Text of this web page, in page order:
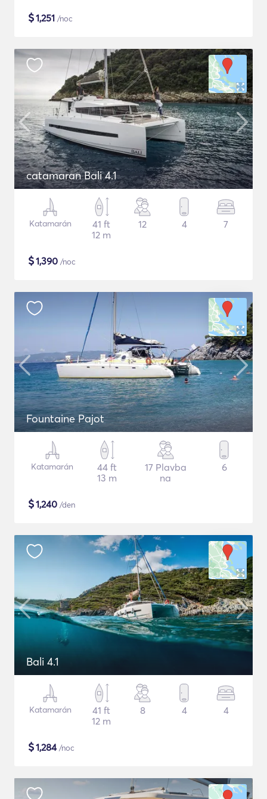
$1,251 /noc
catamaran Bali 4.1
Katamarán
41 ft
12 m
12 4 7
$1,390 /noc
Fountaine Pajot
Katamarán
44 ft
13 m
17 Plavba
na
6
$1,240 /den
Bali 4.1
Katamarán
41 ft
12 m
8 4 4
$1,284/noc